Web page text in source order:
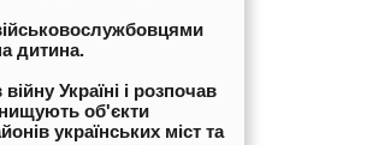
дитина.
Україні і розпочав
об'єкти
українських міст та